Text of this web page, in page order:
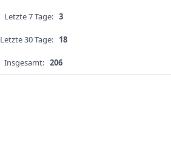
Letzte 7 Tage: 3
Letzte 30 Tage: 18
Insgesamt: 206